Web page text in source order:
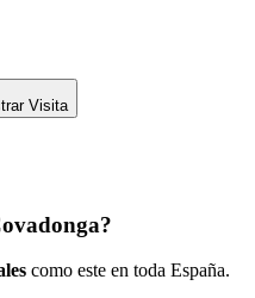
Visita
?
como este en toda España.